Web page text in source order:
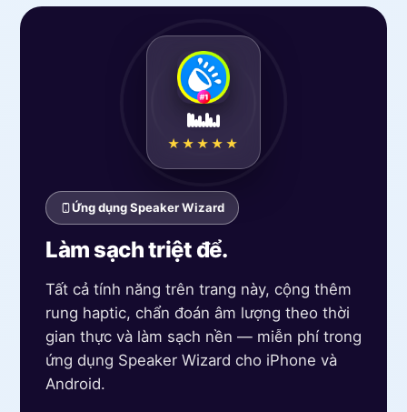
Ứng dụng Speaker Wizard
Làm sạch triệt để.
Tất cả tính năng trên trang này, cộng thêm
rung haptic, chẩn đoán âm lượng theo thời
gian thực và làm sạch nền — miễn phí trong
ứng dụng Speaker Wizard cho iPhone và
Android.
★★★★★